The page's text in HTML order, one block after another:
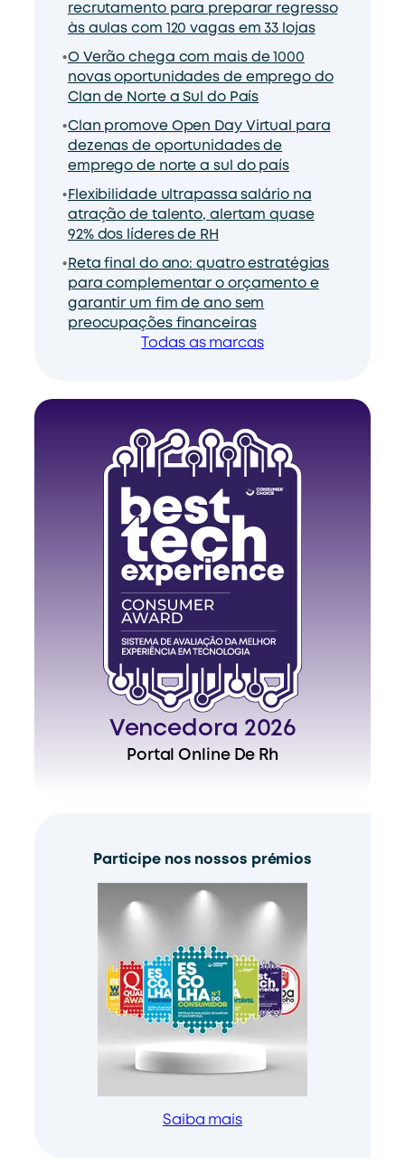
recrutamento para preparar regresso
às aulas com 120 vagas em 33 lojas
O Verão chega com mais de 1000
novas oportunidades de emprego do
Clan de Norte a Sul do País
Clan promove Open Day Virtual para
dezenas de oportunidades de
emprego de norte a sul do país
Flexibilidade ultrapassa salário na
atração de talento, alertam quase
92% dos líderes de RH
Reta final do ano: quatro estratégias
para complementar o orçamento e
garantir um fim de ano sem
preocupações financeiras
Todas as marcas
Vencedora 2026
Portal Online De Rh
Participe nos nossos prémios
Saiba mais